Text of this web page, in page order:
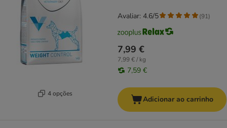
4 opções
7,99 €
7,99 € / kg
7,59 €
Avaliar: 4.6/5 (91)
Adicionar ao carrinho